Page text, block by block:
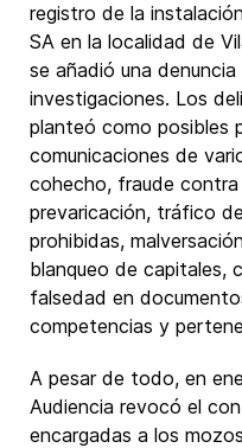
registro de la
SA en la localidad de
se añadió una
investigaciones. Los
planteó como posibles
comunicaciones de
cohecho, fraude
prevaricación, tráfico
prohibidas,
blanqueo de capitales,
falsedad en
competencias y
A pesar de todo, en
Audiencia revocó el
encargadas a los